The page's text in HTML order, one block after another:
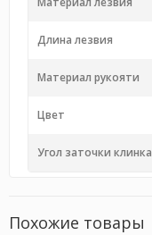
Длина лезвия
Материал рукояти
Цвет
Угол заточки клинка
Похожие товары